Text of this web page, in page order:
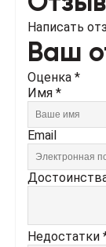
Написать
Ваш
Оценка *
Имя *
Email
Недостатки